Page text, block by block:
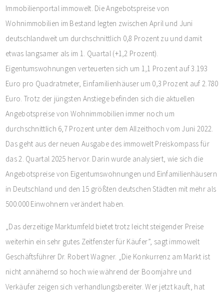
Immobilienportal immowelt. Die Angebotspreise von
Wohnimmobilien im Bestand legten zwischen April und Juni
deutschlandweit um durchschnittlich 0,8 Prozent zu und damit
etwas langsamer als im 1. Quartal (+1,2 Prozent).
Eigentumswohnungen verteuerten sich um 1,1 Prozent auf 3.193
Euro pro Quadratmeter, Einfamilienhäuser um 0,3 Prozent auf 2.780
Euro. Trotz der jüngsten Anstiege befinden sich die aktuellen
Angebotspreise von Wohnimmobilien immer noch um
durchschnittlich 6,7 Prozent unter dem Allzeithoch vom Juni 2022.
Das geht aus der neuen Ausgabe des immowelt Preiskompass für
das 2. Quartal 2025 hervor. Darin wurde analysiert, wie sich die
Angebotspreise von Eigentumswohnungen und Einfamilienhäusern
in Deutschland und den 15 größten deutschen Städten mit mehr als
500.000 Einwohnern verändert haben.
„Das derzeitige Marktumfeld bietet trotz leicht steigender Preise
weiterhin ein sehr gutes Zeitfenster für Käufer”, sagt immowelt
Geschäftsführer Dr. Robert Wagner. „Die Konkurrenz am Markt ist
nicht annähernd so hoch wie während der Boomjahre und
Verkäufer zeigen sich verhandlungsbereiter. Wer jetzt kauft, hat